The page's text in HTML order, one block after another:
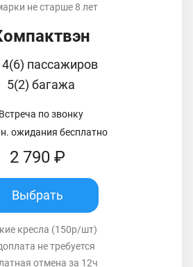
не старше 8 лет
пассажиров
5(2) багажа
Встреча по звонку
ожидания бесплатно
2 790 ₽
Выбрать
кресла (150р/шт)
не требуется
отмена за 12ч